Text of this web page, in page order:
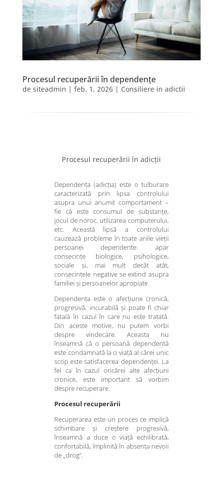
Procesul recuperării în dependențe
de siteadmin | feb. 1, 2026| Consiliere in adictii
Procesul recuperării în adicții
Dependența (adicția) este o tulburare
caracterizată prin lipsa controlului
asupra unui anumit comportament –
fie că este consumul de substanțe,
jocul de noroc, utilizarea computerului,
etc. Această lipsă a controlului
cauzează probleme în toate ariile vieții
persoanei dependente: apar
consecințe biologice, psihologice,
sociale și, mai mult decât atât,
consecințele negative se extind asupra
familiei și persoanelor apropiate.
Dependența este o afecțiune cronică,
progresivă, incurabilă și poate fi chiar
fatală în cazul în care nu este tratată.
Din aceste motive, nu putem vorbi
despre vindecare. Aceasta nu
înseamnă că o persoană dependentă
este condamnată la o viață al cărei unic
scop este satisfacerea dependenței. La
fel ca în cazul oricărei alte afecțiuni
cronice, este important să vorbim
despre recuperare.
Procesul recuperării
Recuperarea este un proces ce implică
schimbare și creștere progresivă,
înseamnă a duce o viață echilibrată,
confortabilă, împlinită în absența nevoii
de „drog”.